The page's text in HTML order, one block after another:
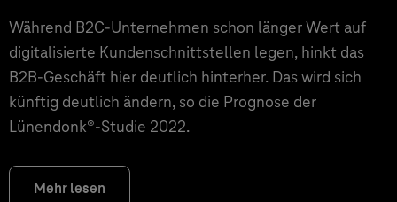
Während B2C-Unternehmen schon länger Wert auf
digitalisierte Kundenschnittstellen legen, hinkt das
B2B-Geschäft hier deutlich hinterher. Das wird sich
künftig deutlich ändern, so die Prognose der
Lünendonk®-Studie 2022.
Mehr lesen